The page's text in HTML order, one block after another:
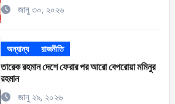
জানু ৩০, ২০২৬
অন্যান্য রাজনীতি
তারেক রহমান দেশে ফেরার পর আরো বেপরোয়া মমিনুর
রহমান
জানু ২৯, ২০২৬